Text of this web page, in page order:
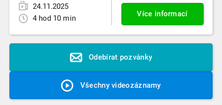
24.11.2025
4 hod 10 min
Více informací
Odebírat pozvánky
Všechny videozáznamy